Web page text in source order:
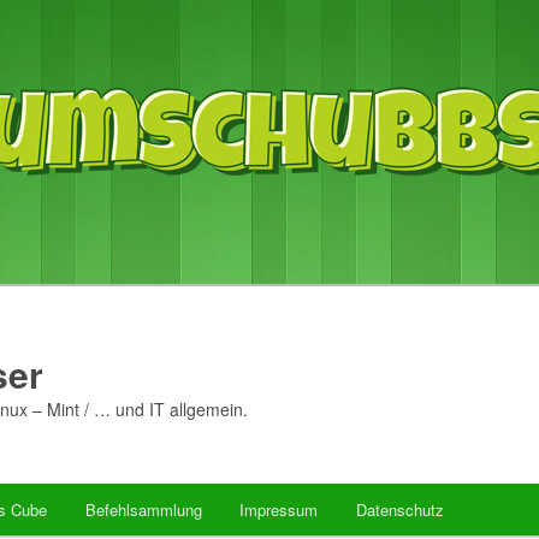
– Mint / … und IT allgemein.
Cube Befehlsammlung Impressum Datenschutz